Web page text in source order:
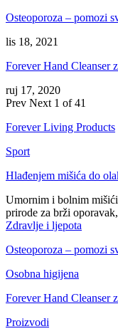
Osteoporoza – pomozi
lis 18, 2021
Forever Hand Cleanser
ruj 17, 2020
Prev Next 1 of 41
Forever Living Products
Sport
Hlađenjem mišića do
Umornim i bolnim
prirode za brži
Zdravlje i ljepota
Osteoporoza – pomozi
Osobna higijena
Forever Hand Cleanser
Proizvodi